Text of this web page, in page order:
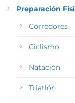
Preparación
Corredores
Ciclismo
Natación
Triatlón